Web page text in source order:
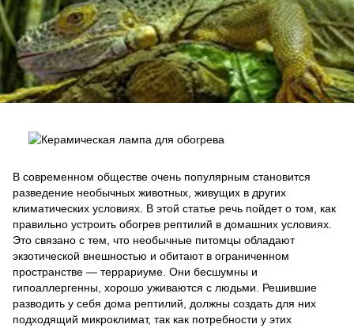
В современном обществе очень популярным становится
разведение необычных животных, живущих в других
климатических условиях. В этой статье речь пойдет о том, как
правильно устроить обогрев рептилий в домашних условиях.
Это связано с тем, что необычные питомцы обладают
экзотической внешностью и обитают в ограниченном
пространстве — террариуме. Они бесшумны и
гипоаллергенны, хорошо уживаются с людьми. Решившие
разводить у себя дома рептилий, должны создать для них
подходящий микроклимат, так как потребности у этих